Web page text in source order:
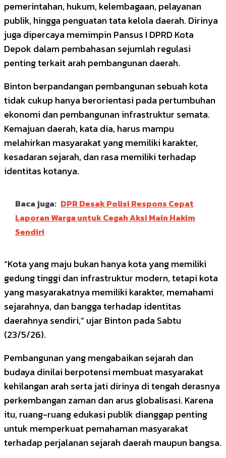
pemerintahan, hukum, kelembagaan, pelayanan
publik, hingga penguatan tata kelola daerah. Dirinya
juga dipercaya memimpin Pansus I DPRD Kota
Depok dalam pembahasan sejumlah regulasi
penting terkait arah pembangunan daerah.
Binton berpandangan pembangunan sebuah kota
tidak cukup hanya berorientasi pada pertumbuhan
ekonomi dan pembangunan infrastruktur semata.
Kemajuan daerah, kata dia, harus mampu
melahirkan masyarakat yang memiliki karakter,
kesadaran sejarah, dan rasa memiliki terhadap
identitas kotanya.
Baca juga: DPR Desak Polisi Respons Cepat
Laporan Warga untuk Cegah Aksi Main Hakim
Sendiri
“Kota yang maju bukan hanya kota yang memiliki
gedung tinggi dan infrastruktur modern, tetapi kota
yang masyarakatnya memiliki karakter, memahami
sejarahnya, dan bangga terhadap identitas
daerahnya sendiri,” ujar Binton pada Sabtu
(23/5/26).
Pembangunan yang mengabaikan sejarah dan
budaya dinilai berpotensi membuat masyarakat
kehilangan arah serta jati dirinya di tengah derasnya
perkembangan zaman dan arus globalisasi. Karena
itu, ruang-ruang edukasi publik dianggap penting
untuk memperkuat pemahaman masyarakat
terhadap perjalanan sejarah daerah maupun bangsa.